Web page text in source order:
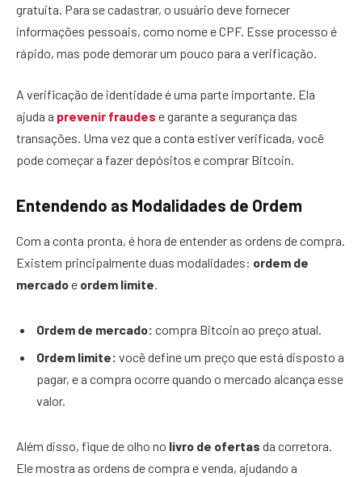
gratuita. Para se cadastrar, o usuário deve fornecer
informações pessoais, como nome e CPF. Esse processo é
rápido, mas pode demorar um pouco para a verificação.
A verificação de identidade é uma parte importante. Ela
ajuda a prevenir fraudes e garante a segurança das
transações. Uma vez que a conta estiver verificada, você
pode começar a fazer depósitos e comprar Bitcoin.
Entendendo as Modalidades de Ordem
Com a conta pronta, é hora de entender as ordens de compra.
Existem principalmente duas modalidades: ordem de
mercadoe ordem limite.
Ordem de mercado: compra Bitcoin ao preço atual.
Ordem limite: você define um preço que está disposto a
pagar, e a compra ocorre quando o mercado alcança esse
valor.
Além disso, fique de olho no livro de ofertas da corretora.
Ele mostra as ordens de compra e venda, ajudando a